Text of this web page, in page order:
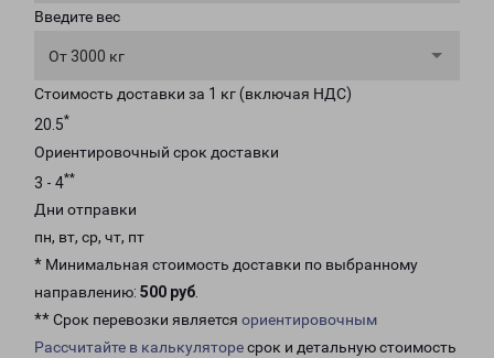
Введите вес
От 3000 кг
Стоимость доставки за 1 кг (включая НДС)
20.5*
Ориентировочный срок доставки
3 - 4**
Дни отправки
пн, вт, ср, чт, пт
* Минимальная стоимость доставки по выбранному
направлению: 500 руб.
** Срок перевозки является ориентировочным
Рассчитайте в калькуляторесрок и детальную стоимость